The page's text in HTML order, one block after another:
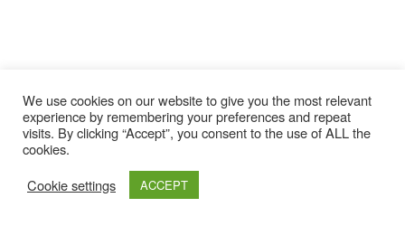
We use cookies on our website to give you the most relevant
experience by remembering your preferences and repeat
visits. By clicking “Accept”, you consent to the use of ALL the
cookies.
Cookie settings
ACCEPT